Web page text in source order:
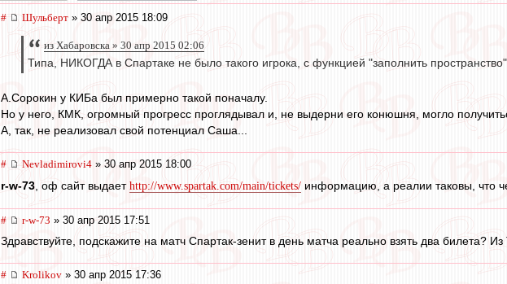
# Шульберт » 30 апр 2015 18:09
из Хабаровска » 30 апр 2015 02:06
Типа, НИКОГДА в Спартаке не было такого игрока, с функцией "заполнить
А.Сорокин у КИБа был примерно такой поначалу.
Но у него, КМК, огромный прогресс проглядывал и, не выдерни его конюшня, могло
А, так, не реализовал свой потенциал Саша...
# Nevladimirovi4 » 30 апр 2015 18:00
r-w-73 , оф сайт выдает http://www.spartak.com/main/tickets/ информацию, а реалии таковы, что
# r-w-73 » 30 апр 2015 17:51
Здравствуйте, подскажите на матч Спартак-зенит в день матча реально взять два билета?
# Krolikov » 30 апр 2015 17:36